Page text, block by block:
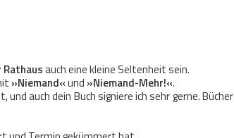
Rathausauch eine kleine Seltenheit sein.
»Niemand«und »Niemand-Mehr!«.
auch dein Buch signiere ich sehr gerne. Bücher